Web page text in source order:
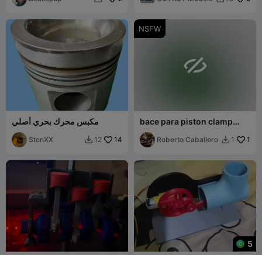
مكبس محرك بحري أصلي
StonXX  12 14
NSFW

bace para piston clamp
sujetador de material para
taladroRoberto Caballero  1 1
5